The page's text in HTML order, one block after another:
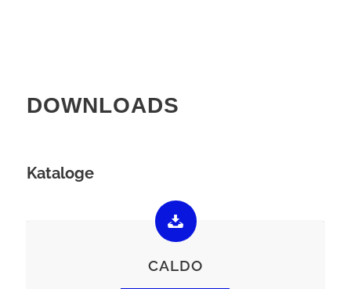
DOWNLOADS
Kataloge
CALDO